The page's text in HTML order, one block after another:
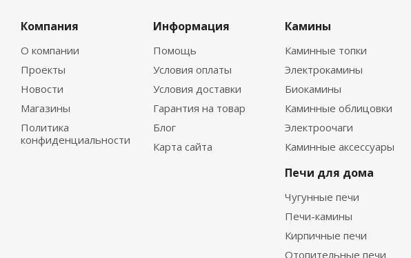
Компания
О компании
Проекты
Новости
Магазины
Политика
конфиденциальности
Информация
Помощь
Условия оплаты
Условия доставки
Гарантия на товар
Блог
Карта сайта
Камины
Каминные топки
Электрокамины
Биокамины
Каминные облицовки
Электроочаги
Каминные аксессуары
Печи для дома
Чугунные печи
Печи-камины
Кирпичные печи
Отопительные печи